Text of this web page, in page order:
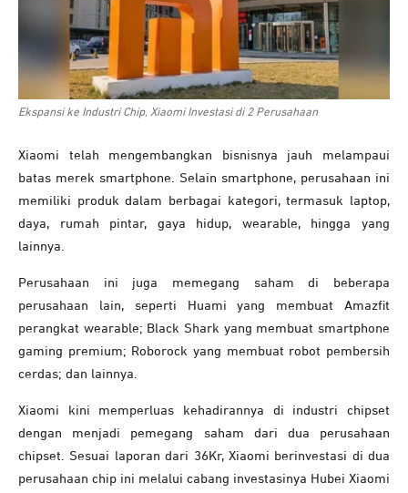
Ekspansi ke Industri Chip, Xiaomi Investasi di 2 Perusahaan
Xiaomi telah mengembangkan bisnisnya jauh melampaui
batas merek smartphone. Selain smartphone, perusahaan ini
memiliki produk dalam berbagai kategori, termasuk laptop,
daya, rumah pintar, gaya hidup, wearable, hingga yang
lainnya.
Perusahaan ini juga memegang saham di beberapa
perusahaan lain, seperti Huami yang membuat Amazfit
perangkat wearable; Black Shark yang membuat smartphone
gaming premium; Roborock yang membuat robot pembersih
cerdas; dan lainnya.
Xiaomi kini memperluas kehadirannya di industri chipset
dengan menjadi pemegang saham dari dua perusahaan
chipset. Sesuai laporan dari 36Kr, Xiaomi berinvestasi di dua
perusahaan chip ini melalui cabang investasinya Hubei Xiaomi